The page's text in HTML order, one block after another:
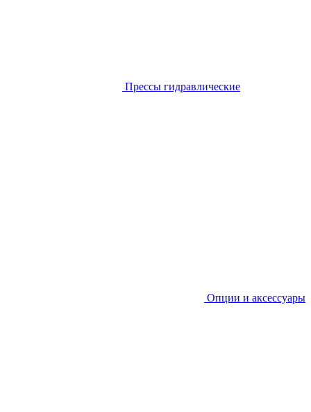
Прессы гидравлические
Опции и аксессуары